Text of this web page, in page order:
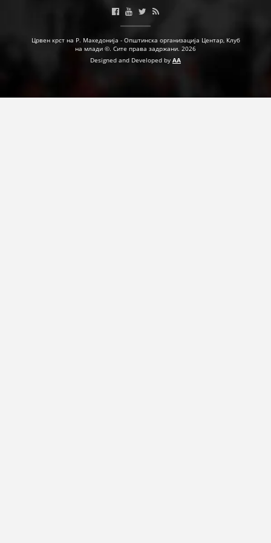
Црвен крст на Р. Македонија - Општинска организација Центар, Клуб
на млади ©. Сите права задржани. 2026
Designed and Developed by AA